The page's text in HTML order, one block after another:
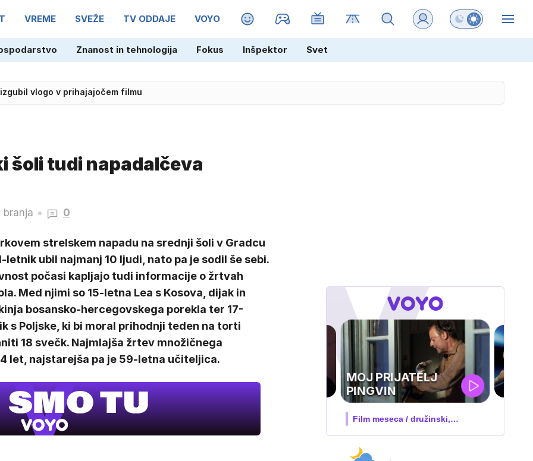
VREME SVEŽE TV ODDAJE VOYO MAGAZIN Preklopi barvni
Znanost in tehnologija Fokus Inšpektor Svet
vlogo v prihajajočem filmu
v polfinale EP
šoli tudi napadalčeva
branja 0
strelskem napadu na srednji šoli v Gradcu
letnik ubil najmanj 10 ljudi, nato pa je sodil še sebi.
počasi kapljajo tudi informacije o žrtvah
Med njimi so 15-letna Lea s Kosova, dijak in
bosansko-hercegovskega porekla ter 17-
s Poljske, ki bi moral prihodnji teden na torti
18 svečk. Najmlajša žrtev množičnega
let, najstarejša pa je 59-letna učiteljica.
UEFA
SUPERPOKAL
V živo na VOYO: sreda ob 20.30